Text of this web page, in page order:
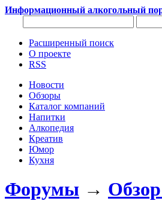
Информационный алкогольный
Расширенный поиск
О проекте
RSS
Новости
Обзоры
Каталог компаний
Напитки
Алкопедия
Креатив
Юмор
Кухня
Форумы →